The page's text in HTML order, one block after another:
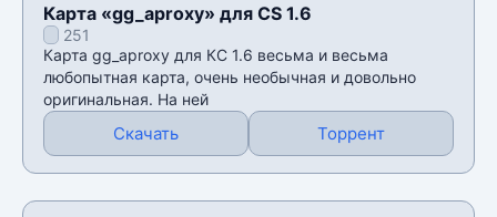
Карта «gg_aproxy» для CS 1.6
251
Карта gg_aproxy для КС 1.6 весьма и весьма
любопытная карта, очень необычная и довольно
оригинальная. На ней
Скачать Торрент